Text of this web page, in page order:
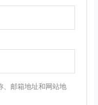
、邮箱地址和网站地